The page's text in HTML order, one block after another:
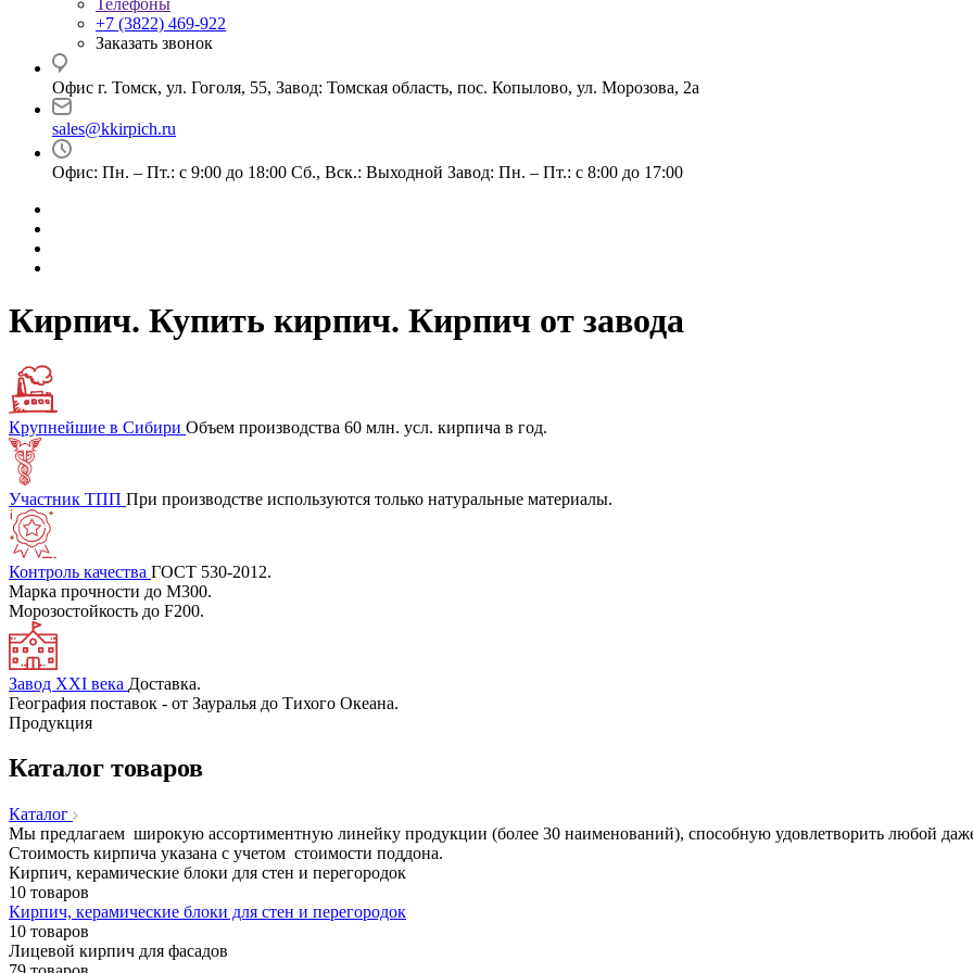
Телефоны
+7 (3822) 469-922
Заказать звонок
Офис г. Томск, ул. Гоголя, 55, Завод: Томская область, пос. Копылово, ул. Морозова, 2а
sales@kkirpich.ru
Офис: Пн. – Пт.: с 9:00 до 18:00 Сб., Вск.: Выходной Завод: Пн. – Пт.: с 8:00 до 17:00
Кирпич. Купить кирпич. Кирпич от завода
Крупнейшие в Сибири Объем производства 60 млн. усл. кирпича в год.
Участник ТПП При производстве используются только натуральные материалы.
Контроль качества ГОСТ 530-2012.
Марка прочности до М300.
Морозостойкость до F200.
Завод XXI века Доставка.
География поставок - от Зауралья до Тихого Океана.
Продукция
Каталог товаров
Каталог
Мы предлагаем широкую ассортиментную линейку продукции (более 30 наименований), способную удовлетворить любой
Стоимость кирпича указана с учетом стоимости поддона.
Кирпич, керамические блоки для стен и перегородок
10 товаров
Кирпич, керамические блоки для стен и перегородок
10 товаров
Лицевой кирпич для фасадов